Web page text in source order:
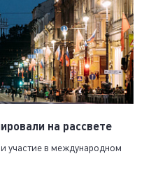
на рассвете
участие в международном